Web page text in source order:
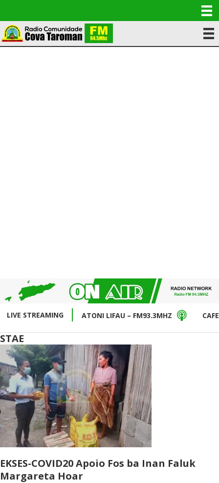
LIVE STREAMING ATONI LIFAU – FM93.3MHZ
STAE
EKSES-COVID20 Apoio Fos ba Inan Faluk
Margareta Hoar